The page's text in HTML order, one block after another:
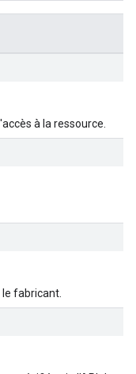
à la ressource.
fabricant.